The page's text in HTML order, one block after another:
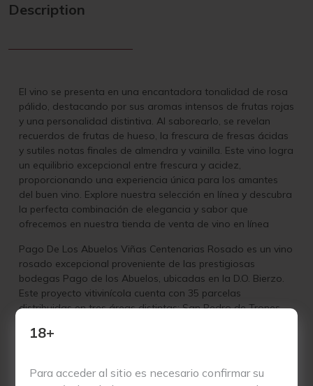
18+
Para acceder al sitio es necesario confirmar su
Description
El vino se presenta en una encantadora tonalidad de rosa
pálido, destacando por sus aromas intensos de frutas rojas
y una personalidad distintiva. Al saborearlo, se revelan
recuerdos de frutas de hueso, la frescura de fresas ácidas
y sutiles notas finales de almendra y vainilla. Este vino logra
un equilibrio excepcional entre frescura y acidez,
proporcionando una experiencia única para los amantes
del buen vino. Explore nuestra selección en línea y descubra
la perfecta combinación de elegancia y sabor que
ofrecemos en nuestra tienda de venta de vino en línea
Pago De Los Abuelos Viñas Centenarias Rosado es un vino
rosado excepcional proveniente de las prestigiosas
bodegas Pago de los Abuelos, ubicadas en la D.O. Bierzo.
Este proyecto vitivinícola cuenta con 35 parcelas
distribuidas en tres áreas distintas: San Pedro de Trones,
sumando un total de 6 hectáreas. Nacho Álvarez Losada,
destacándose como Énologo Revelación en 2016 según el
influyente crítico estadounidense Robert Parker.